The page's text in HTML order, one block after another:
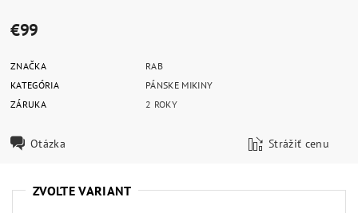
€99
ZNAČKA
RAB
KATEGÓRIA
PÁNSKE MIKINY
ZÁRUKA
2 ROKY
Otázka Strážiť cenu
ZVOĽTE VARIANT